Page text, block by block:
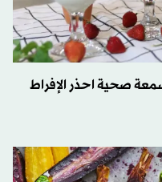
أطعمة ذات سمعة صحية احذر الإفراط